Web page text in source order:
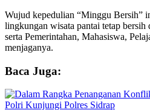
Wujud kepedulian “Minggu Bersih”
lingkungan wisata pantai tetap bersih
serta Pemerintahan, Mahasiswa,
menjaganya.
Baca Juga: